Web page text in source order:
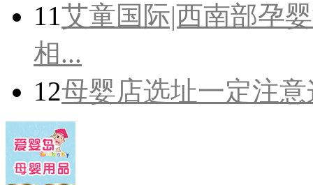
11艾童国际|西南部孕
相...
12母婴店选址一定注